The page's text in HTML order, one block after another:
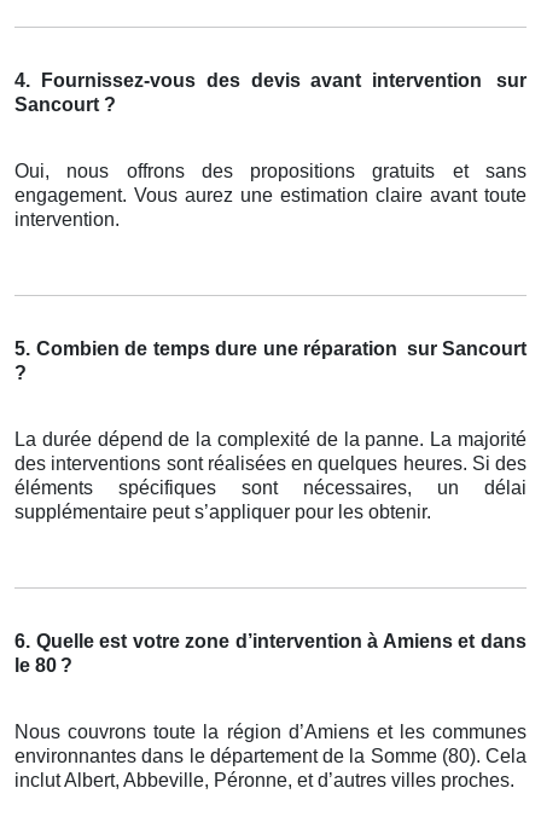
4. Fournissez-vous des devis avant intervention
sur
Sancourt ?
Oui, nous offrons des propositions gratuits et sans
engagement. Vous aurez une estimation claire avant toute
intervention.
5. Combien de temps dure une réparation sur Sancourt
?
La durée dépend de la complexité de la panne. La majorité
des interventions sont réalisées en quelques heures. Si des
éléments spécifiques sont nécessaires, un délai
supplémentaire peut s’appliquer pour les obtenir.
6. Quelle est votre zone d’intervention à Amiens et dans
le 80 ?
Nous couvrons toute la région d’Amiens et les communes
environnantes dans le département de la Somme (80). Cela
inclut Albert, Abbeville, Péronne, et d’autres villes proches.